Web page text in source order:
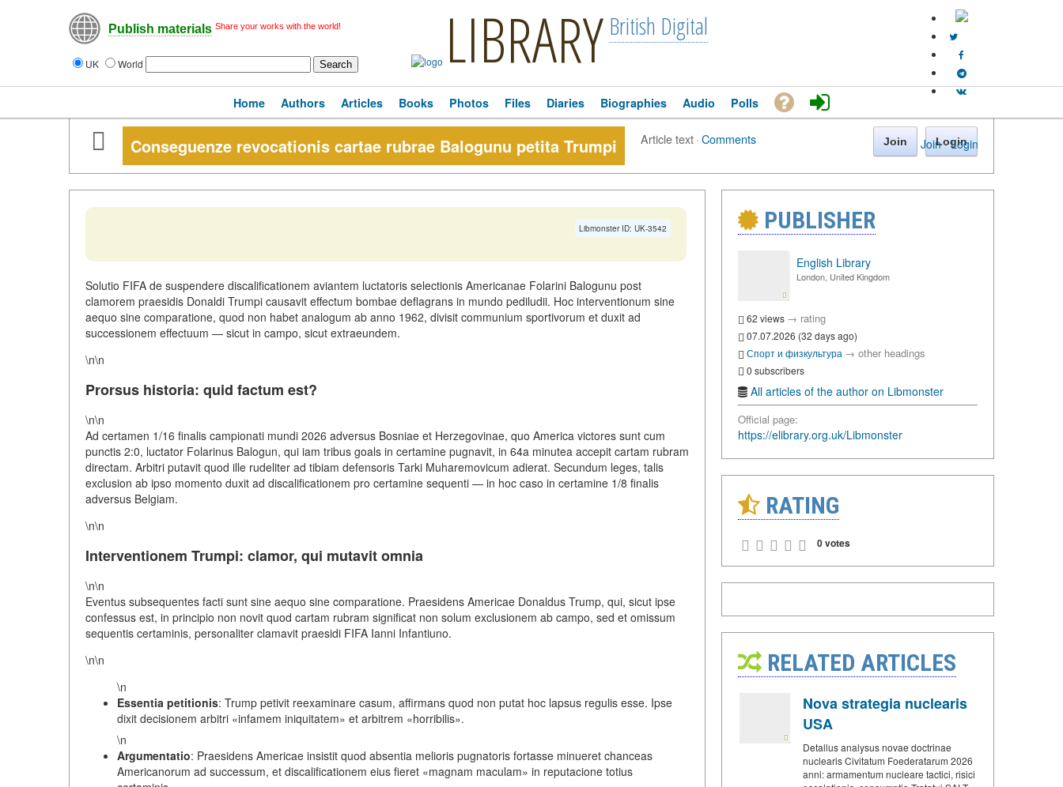
Publish materials Share your works with the world!
UK World LIBRARY British Digital
Join · Login
Home Authors Articles Books Photos Files Diaries Biographies Audio Polls
Conseguenze revocationis cartae rubrae Balogunu petita Trumpi Article text·Comments Join Login
Libmonster ID: UK-3542
Solutio FIFA de suspendere discalificationem aviantem luctatoris selectionis Americanae Folarini Balogunu post
clamorem praesidis Donaldi Trumpi causavit effectum bombae deflagrans in mundo pediludii. Hoc interventionum sine
aequo sine comparatione, quod non habet analogum ab anno 1962, divisit communium sportivorum et duxit ad
successionem effectuum — sicut in campo, sicut extraeundem.
\n\n
Prorsus historia: quid factum est?
\n\n
Ad certamen 1/16 finalis campionati mundi 2026 adversus Bosniae et Herzegovinae, quo America victores sunt cum
punctis 2:0, luctator Folarinus Balogun, qui iam tribus goals in certamine pugnavit, in 64a minutea accepit cartam rubram
directam. Arbitri putavit quod ille rudeliter ad tibiam defensoris Tarki Muharemovicum adierat. Secundum leges, talis
exclusion ab ipso momento duxit ad discalificationem pro certamine sequenti — in hoc caso in certamine 1/8 finalis
adversus Belgiam.
\n\n
Interventionem Trumpi: clamor, qui mutavit omnia
\n\n
Eventus subsequentes facti sunt sine aequo sine comparatione. Praesidens Americae Donaldus Trump, qui, sicut ipse
confessus est, in principio non novit quod cartam rubram significat non solum exclusionem ab campo, sed et omissum
sequentis certaminis, personaliter clamavit praesidi FIFA Ianni Infantiuno.
\n\n
\n
Essentia petitionis: Trump petivit reexaminare casum, affirmans quod non putat hoc lapsus regulis esse. Ipse
dixit decisionem arbitri «infamem iniquitatem» et arbitrem «horribilis».
\n
Argumentatio: Praesidens Americae insistit quod absentia melioris pugnatoris fortasse minueret chanceas
Americanorum ad successum, et discalificationem eius fieret «magnam maculam» in reputacione totius
PUBLISHER
English Library
London, United Kingdom
62 views → rating
07.07.2026 (32 days ago)
Спорт и физкультура → other headings
0 subscribers
All articles of the author on Libmonster
Official page:
https://elibrary.org.uk/Libmonster
RATING
0 votes
RELATED ARTICLES
Nova strategia nuclearis
USA
Detallus analysus novae doctrinae
nuclearis Civitatum Foederatarum 2026
anni: armamentum nucleare tactici, risici